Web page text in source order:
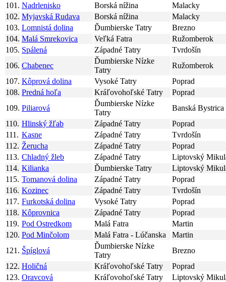
101. Nadrlenisko Borská nížina
Malacky
102. Myjavská Rudava Borská nížina
Malacky
103. Lomnistá dolina Ďumbierske Tatry
Brezno
104. Malá Smrekovica Veľká Fatra
Ružomberok
105. Spálená Západné Tatry
Tvrdošín
106. Chabenec
Ďumbierske Nízke
Tatry
Ružomberok
107. Kôprová dolina Vysoké Tatry
Poprad
108. Predná hoľa Kráľovohoľské Tatry
Poprad
109. Piliarová
Ďumbierske Nízke
Tatry
Banská Bystrica
110. Hlinský žľab Západné Tatry
Poprad
111. Kasne Západné Tatry
Tvrdošín
112. Žerucha Západné Tatry
Poprad
113. Chladný žleb Západné Tatry
Liptovský
114. Kilianka Ďumbierske Tatry
Liptovský
115. Tomanová dolina Západné Tatry
Poprad
116. Kozinec Západné Tatry
Tvrdošín
117. Furkotská dolina Vysoké Tatry
Poprad
118. Kôprovnica Západné Tatry
Poprad
119. Pod Ostredkom Malá Fatra
Martin
120. Pod Minčolom Malá Fatra - Lúčanska
Martin
121. Špíglová
Ďumbierske Nízke
Tatry
Brezno
122. Holičná Kráľovohoľské Tatry
Poprad
123. Oravcová Kráľovohoľské Tatry
Liptovský